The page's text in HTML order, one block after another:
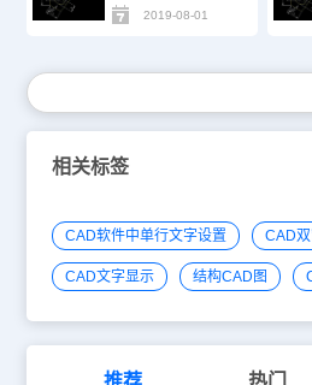
2019-08-01
相关标签
CAD软件中单行文字设置 CAD
CAD文字显示 结构CAD图
推荐 热门